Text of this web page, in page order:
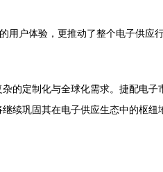
用户体验，更推动了整个电子供
的定制化与全球化需求。捷配电
巩固其在电子供应生态中的枢纽